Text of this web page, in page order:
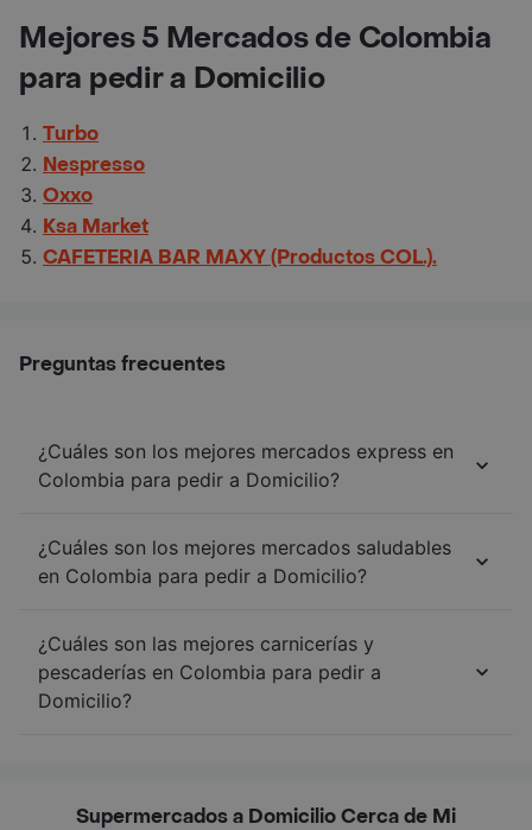
Mejores 5 Mercados de Colombia
para pedir a Domicilio
Turbo
Nespresso
Oxxo
Ksa Market
CAFETERIA BAR MAXY (Productos COL.).
Preguntas frecuentes
¿Cuáles son los mejores mercados express en
Colombia para pedir a Domicilio?
¿Cuáles son los mejores mercados saludables
en Colombia para pedir a Domicilio?
¿Cuáles son las mejores carnicerías y
pescaderías en Colombia para pedir a
Domicilio?
Supermercados a Domicilio Cerca de Mi